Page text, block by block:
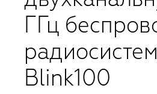
ГГц
Blink100